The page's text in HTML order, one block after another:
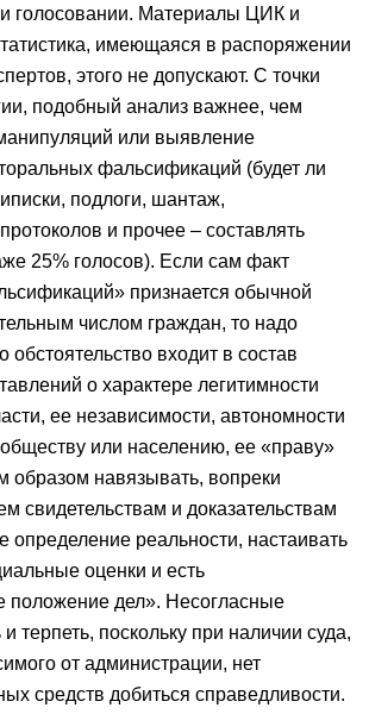
голосовании. Материалы ЦИК и
имеющаяся в распоряжении
этого не допускают. С точки
подобный анализ важнее, чем
или выявление
фальсификаций (будет ли
подлоги, шантаж,
и прочее – составлять
25% голосов). Если сам факт
признается обычной
числом граждан, то надо
обстоятельство входит в состав
о характере легитимности
ее независимости, автономности
или населению, ее «праву»
навязывать, вопреки
свидетельствам и доказательствам
определение реальности, настаивать
оценки и есть
положение дел». Несогласные
терпеть, поскольку при наличии суда,
от администрации, нет
средств добиться справедливости.